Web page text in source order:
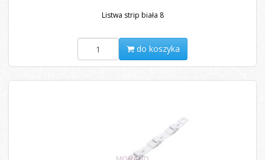
Listwa strip biała 8
do koszyka